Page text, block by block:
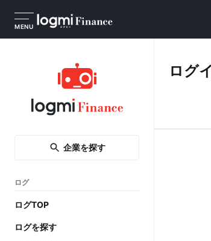
MENU
企業を探す
ログ
ログTOP
ログを探す
ログ